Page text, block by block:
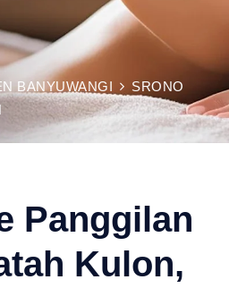
BANYUWANGI
SRONO
Panggilan
Kulon,